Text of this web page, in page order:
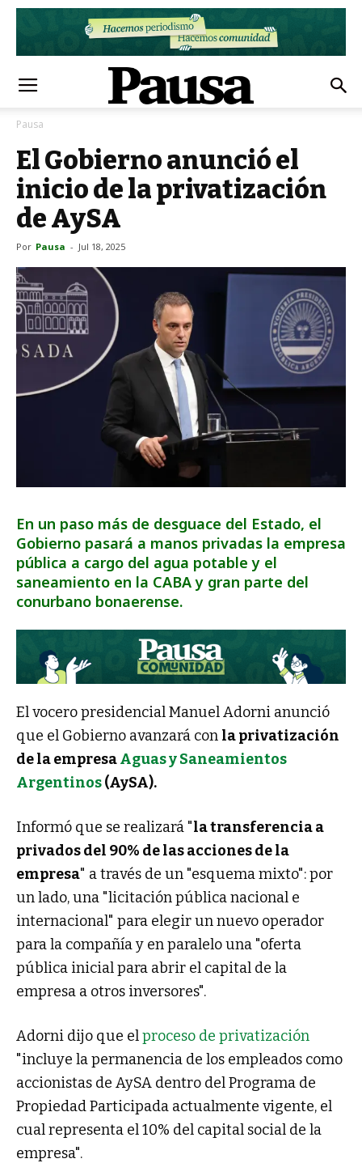
Pausa
El Gobierno anunció el
inicio de la privatización
de AySA
Por Pausa - Jul 18, 2025
En un paso más de desguace del Estado, el
Gobierno pasará a manos privadas la empresa
pública a cargo del agua potable y el
saneamiento en la CABA y gran parte del
conurbano bonaerense.
El vocero presidencial Manuel Adorni anunció
que el Gobierno avanzará con la privatización
de la empresaAguas y Saneamientos
Argentinos(AySA).
Informó que se realizará "la transferencia a
privados del 90% de las acciones de la
empresa" a través de un "esquema mixto": por
un lado, una "licitación pública nacional e
internacional" para elegir un nuevo operador
para la compañía y en paralelo una "oferta
pública inicial para abrir el capital de la
empresa a otros inversores".
Adorni dijo que elproceso de privatización
"incluye la permanencia de los empleados como
accionistas de AySA dentro del Programa de
Propiedad Participada actualmente vigente, el
cual representa el 10% del capital social de la
empresa".